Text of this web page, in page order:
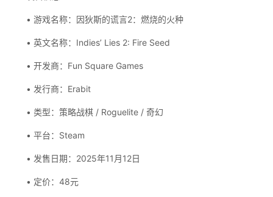
• 游戏名称：因狄斯的谎言2：燃烧的火种
• 英文名称：Indies’ Lies 2: Fire Seed
• 开发商：Fun Square Games
• 发行商：Erabit
• 类型：策略战棋 / Roguelite / 奇幻
• 平台：Steam
• 发售日期：2025年11月12日
• 定价：48元